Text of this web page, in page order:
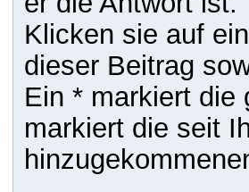
Klicken sie auf
dieser Beitrag
Ein * markiert die
markiert die seit